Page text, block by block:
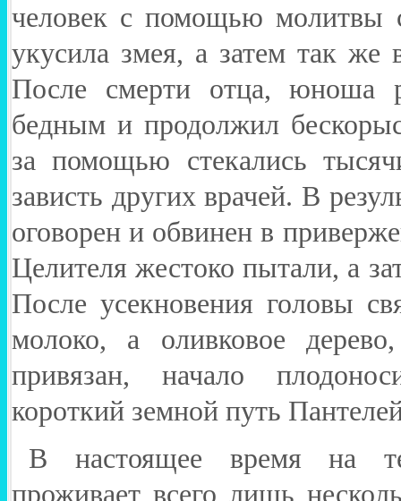
человек с помощью молитвы
укусила змея, а затем так же
После смерти отца, юноша
бедным и продолжил
за помощью стекались
зависть других врачей. В
оговорен и обвинен в
Целителя жестоко пытали, а
После усекновения головы
молоко, а оливковое
привязан, начало
короткий земной путь
В настоящее время на
проживает всего лишь